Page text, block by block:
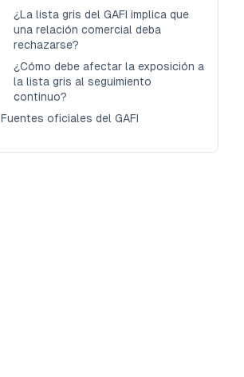
¿La lista gris del GAFI implica que
una relación comercial deba
rechazarse?
¿Cómo debe afectar la exposición a
la lista gris al seguimiento
continuo?
Fuentes oficiales del GAFI